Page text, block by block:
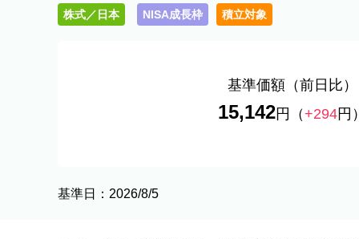
株式／日本 NISA成長枠 積立対象
基準価額（前日比）
15,142円 （+294円
基準日：2026/8/5